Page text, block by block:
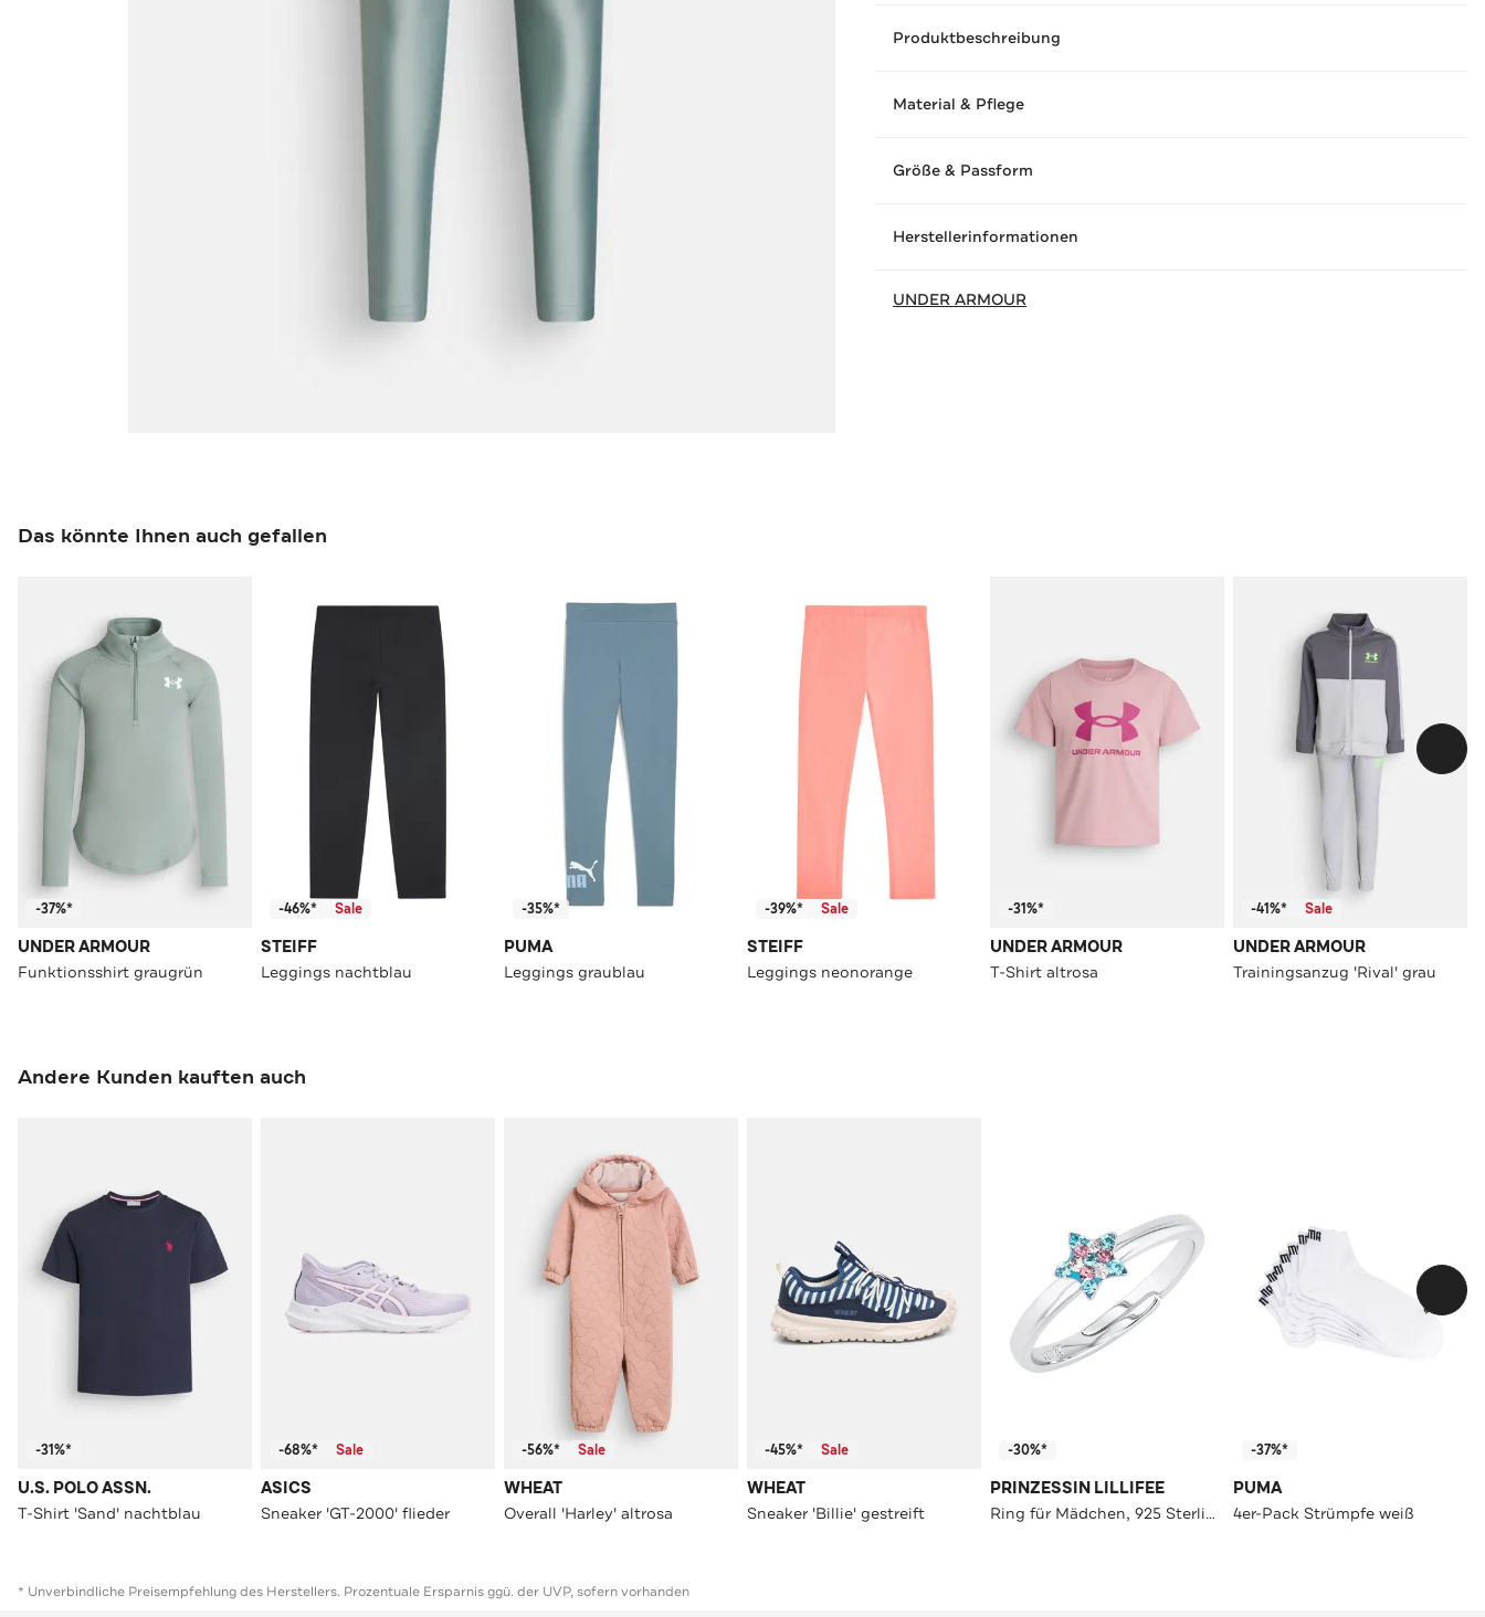
Produktbeschreibung
Material & Pflege
Größe & Passform
Herstellerinformationen
UNDER ARMOUR
Das könnte Ihnen auch gefallen
-37%*
UNDER ARMOUR
Funktionsshirt graugrün
-46%* Sale
STEIFF
Leggings nachtblau
-35%*
PUMA
Leggings graublau
-39%* Sale
STEIFF
Leggings neonorange
-31%*
UNDER ARMOUR
T-Shirt altrosa
-41%* Sale
UNDER ARMOUR
Trainingsanzug 'Rival' grau
Andere Kunden kauften auch
-31%*
U.S. POLO ASSN.
T-Shirt 'Sand' nachtblau
-68%* Sale
ASICS
Sneaker 'GT-2000' flieder
-56%* Sale
WHEAT
Overall 'Harley' altrosa
-45%* Sale
WHEAT
Sneaker 'Billie' gestreift
-30%*
PRINZESSIN LILLIFEE
Ring für Mädchen, 925 Sterling Silber, Preciosa | Stern
-37%*
PUMA
4er-Pack Strümpfe weiß
* Unverbindliche Preisempfehlung des Herstellers. Prozentuale Ersparnis ggü. der UVP, sofern vorhanden